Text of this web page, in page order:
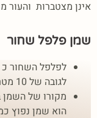
אינן מצטברות והעור
שמן פלפל שחור
לגובה של 10 מטר
מקורו של השמן
הוא שמן נפוץ